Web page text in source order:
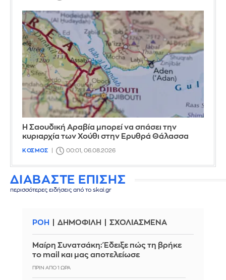
Η Σαουδική Αραβία μπορεί να σπάσει την
κυριαρχία των Χούθι στην Ερυθρά Θάλασσα
ΚΟΣΜΟΣ 00:01, 06.08.2026
ΔΙΑΒΑΣΤΕ ΕΠΙΣΗΣ
περισσότερες ειδήσεις από το skai.gr
ΡΟΗ ΔΗΜΟΦΙΛΗ ΣΧΟΛΙΑΣΜΕΝΑ
Μαίρη Συνατσάκη: Έδειξε πώς τη βρήκε
το mail και μας αποτελείωσε
ΠΡΙΝ ΑΠΌ 1 ΏΡΑ